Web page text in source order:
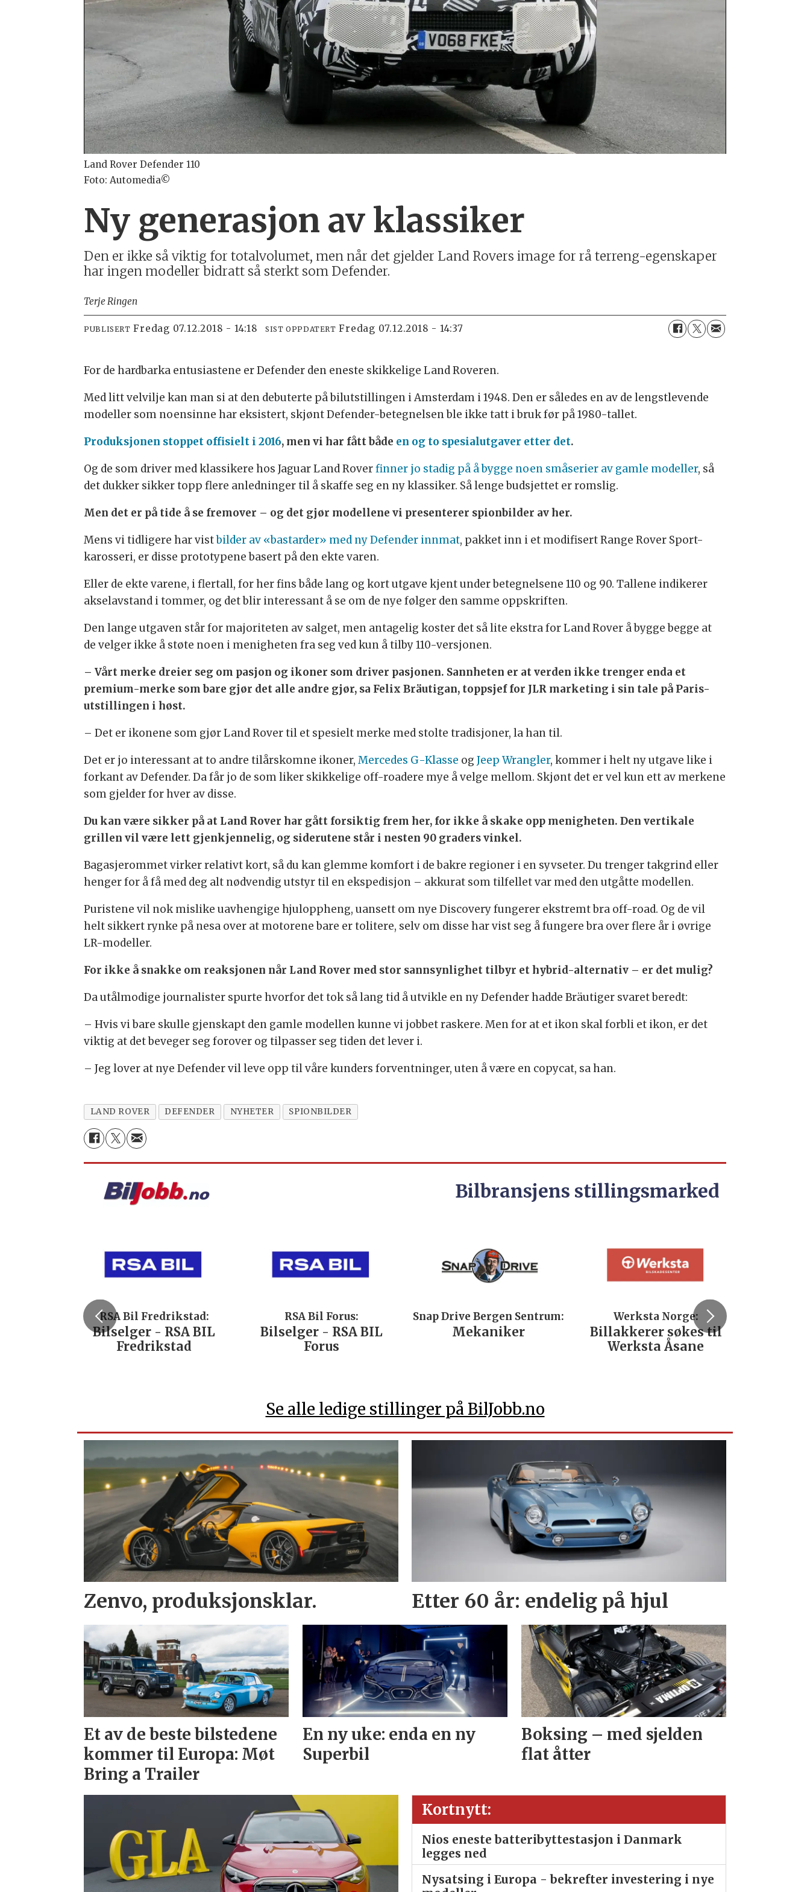
Land Rover Defender 110
Foto: Automedia©
Ny generasjon av klassiker
Den er ikke så viktig for totalvolumet, men når det gjelder Land Rovers image for rå terreng-egenskaper
har ingen modeller bidratt så sterkt som Defender.
Terje Ringen
PUBLISERT fredag 07.12.2018 - 14:18 SIST OPPDATERT fredag 07.12.2018 - 14:37
For de hardbarka entusiastene er Defender den eneste skikkelige Land Roveren.
Med litt velvilje kan man si at den debuterte på bilutstillingen i Amsterdam i 1948. Den er således en av de lengstlevende
modeller som noensinne har eksistert, skjønt Defender-betegnelsen ble ikke tatt i bruk før på 1980-tallet.
Produksjonen stoppet offisielt i 2016, men vi har fått både en og to spesialutgaver etter det.
Og de som driver med klassikere hos Jaguar Land Roverfinner jo stadig på å bygge noen småserier av gamle modeller, så
det dukker sikker topp flere anledninger til å skaffe seg en ny klassiker. Så lenge budsjettet er romslig.
Men det er på tide å se fremover – og det gjør modellene vi presenterer spionbilder av her.
Mens vi tidligere har vistbilder av «bastarder» med ny Defender innmat, pakket inn i et modifisert Range Rover Sport-
karosseri, er disse prototypene basert på den ekte varen.
Eller de ekte varene, i flertall, for her fins både lang og kort utgave kjent under betegnelsene 110 og 90. Tallene indikerer
akselavstand i tommer, og det blir interessant å se om de nye følger den samme oppskriften.
Den lange utgaven står for majoriteten av salget, men antagelig koster det så lite ekstra for Land Rover å bygge begge at
de velger ikke å støte noen i menigheten fra seg ved kun å tilby 110-versjonen.
– Vårt merke dreier seg om pasjon og ikoner som driver pasjonen. Sannheten er at verden ikke trenger enda et
premium-merke som bare gjør det alle andre gjør, sa Felix Bräutigan, toppsjef for JLR marketing i sin tale på Paris-
utstillingen i høst.
– Det er ikonene som gjør Land Rover til et spesielt merke med stolte tradisjoner, la han til.
Det er jo interessant at to andre tilårskomne ikoner,Mercedes G-Klasse ogJeep Wrangler, kommer i helt ny utgave like i
forkant av Defender. Da får jo de som liker skikkelige off-roadere mye å velge mellom. Skjønt det er vel kun ett av merkene
som gjelder for hver av disse.
Du kan være sikker på at Land Rover har gått forsiktig frem her, for ikke å skake opp menigheten. Den vertikale
grillen vil være lett gjenkjennelig, og siderutene står i nesten 90 graders vinkel.
Bagasjerommet virker relativt kort, så du kan glemme komfort i de bakre regioner i en syvseter. Du trenger takgrind eller
henger for å få med deg alt nødvendig utstyr til en ekspedisjon – akkurat som tilfellet var med den utgåtte modellen.
Puristene vil nok mislike uavhengige hjuloppheng, uansett om nye Discovery fungerer ekstremt bra off-road. Og de vil
helt sikkert rynke på nesa over at motorene bare er tolitere, selv om disse har vist seg å fungere bra over flere år i øvrige
LR-modeller.
For ikke å snakke om reaksjonen når Land Rover med stor sannsynlighet tilbyr et hybrid-alternativ – er det mulig?
Da utålmodige journalister spurte hvorfor det tok så lang tid å utvikle en ny Defender hadde Bräutiger svaret beredt:
– Hvis vi bare skulle gjenskapt den gamle modellen kunne vi jobbet raskere. Men for at et ikon skal forbli et ikon, er det
viktig at det beveger seg forover og tilpasser seg tiden det lever i.
– Jeg lover at nye Defender vil leve opp til våre kunders forventninger, uten å være en copycat, sa han.
LAND ROVER DEFENDER NYHETER SPIONBILDER
Bilbransjens stillingsmarked
RSA Bil Fredrikstad:
Bilselger - RSA BIL
Fredrikstad
RSA Bil Forus:
Bilselger - RSA BIL
Forus
Snap Drive Bergen Sentrum:
Mekaniker
Werksta Norge:
Billakkerer søkes til
Werksta Åsane
Se alle ledige stillinger på BilJobb.no
Zenvo, produksjonsklar. Etter 60 år: endelig på hjul
Et av de beste bilstedene
kommer til Europa: Møt
Bring a Trailer
En ny uke: enda en ny
Superbil
Boksing – med sjelden
flat åtter
Kortnytt:
Nios eneste batteribyttestasjon i Danmark
legges ned
Nysatsing i Europa - bekrefter investering i nye